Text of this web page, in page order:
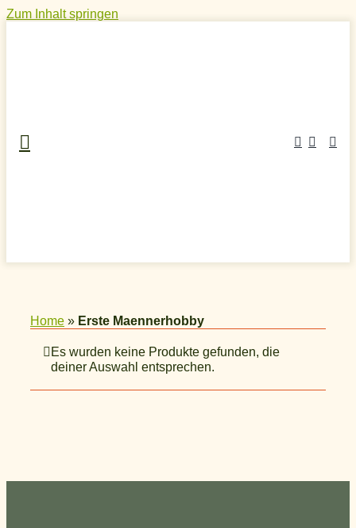
Zum Inhalt springen
Home » Erste Maennerhobby
Es wurden keine Produkte gefunden, die
deiner Auswahl entsprechen.